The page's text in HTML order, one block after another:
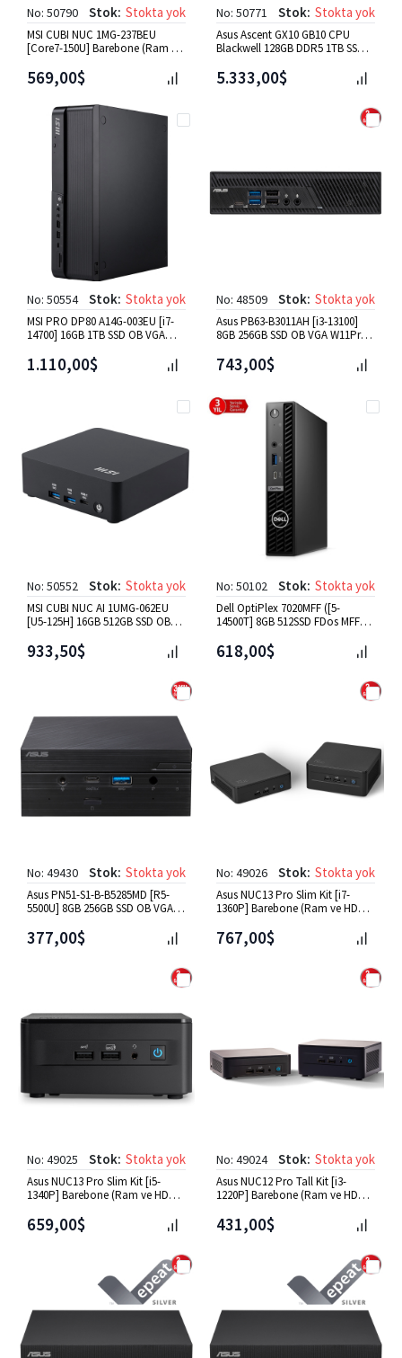
No: 50790 Stok: Stokta yok
MSI CUBI NUC 1MG-237BEU
[Core7-150U] Barebone (Ram ve
569,00$
No: 50771 Stok: Stokta yok
Asus Ascent GX10 GB10 CPU
Blackwell 128GB DDR5 1TB SSD
5.333,00$
No: 50554 Stok: Stokta yok
MSI PRO DP80 A14G-003EU [i7-
14700] 16GB 1TB SSD OB VGA
1.110,00$
No: 48509 Stok: Stokta yok
Asus PB63-B3011AH [i3-13100]
8GB 256GB SSD OB VGA W11Pro
743,00$
No: 50552 Stok: Stokta yok
MSI CUBI NUC AI 1UMG-062EU
[U5-125H] 16GB 512GB SSD OB
933,50$
No: 50102 Stok: Stokta yok
Dell OptiPlex 7020MFF ([5-
14500T] 8GB 512SSD FDos MFF
618,00$
No: 49430 Stok: Stokta yok
Asus PN51-S1-B-B5285MD [R5-
5500U] 8GB 256GB SSD OB VGA
377,00$
No: 49026 Stok: Stokta yok
Asus NUC13 Pro Slim Kit [i7-
1360P] Barebone (Ram ve HDD
767,00$
No: 49025 Stok: Stokta yok
Asus NUC13 Pro Slim Kit [i5-
1340P] Barebone (Ram ve HDD
659,00$
No: 49024 Stok: Stokta yok
Asus NUC12 Pro Tall Kit [i3-
1220P] Barebone (Ram ve HDD
431,00$